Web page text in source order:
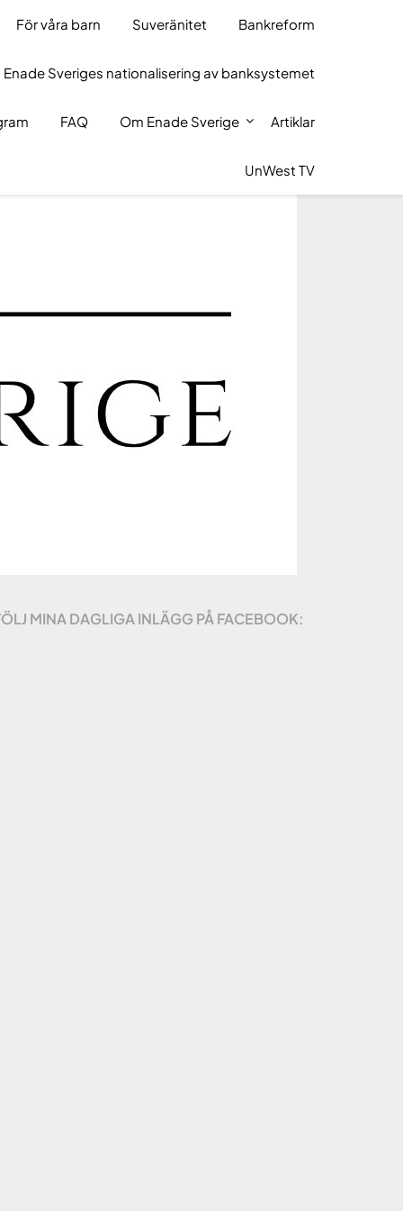
För våra barn Suveränitet Bankreform
Sveriges nationalisering av banksystemet
FAQ Om Enade Sverige Artiklar
UnWest TV
MINA DAGLIGA INLÄGG PÅ FACEBOOK: